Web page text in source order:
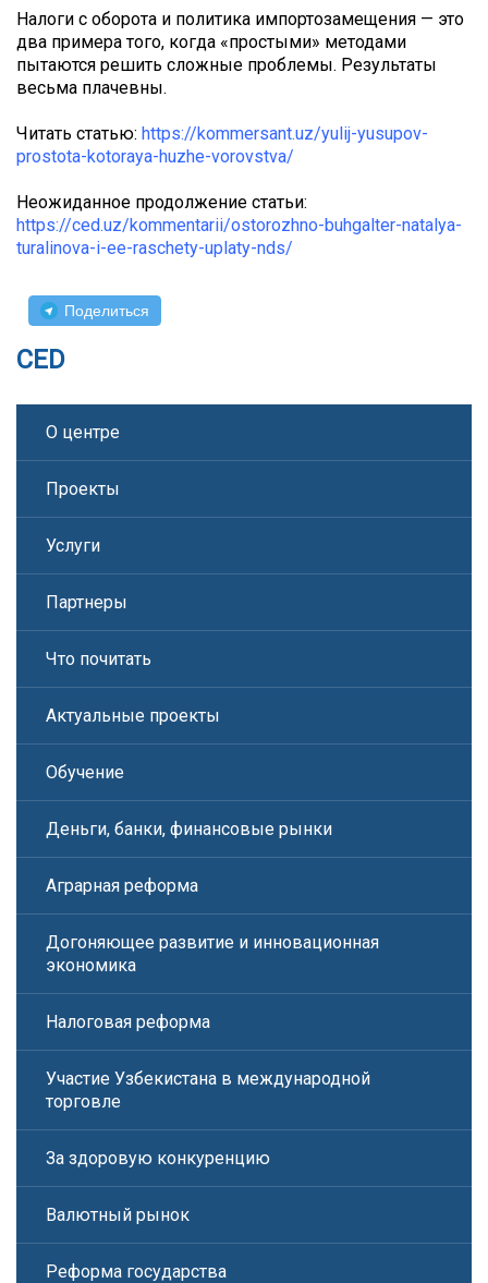
Налоги с оборота и политика импортозамещения — это
два примера того, когда «простыми» методами
пытаются решить сложные проблемы. Результаты
весьма плачевны.
Читать статью: https://kommersant.uz/yulij-yusupov-
prostota-kotoraya-huzhe-vorovstva/
Неожиданное продолжение статьи:
https://ced.uz/kommentarii/ostorozhno-buhgalter-natalya-
turalinova-i-ee-raschety-uplaty-nds/
Поделиться
CED
О центре
Проекты
Услуги
Партнеры
Что почитать
Актуальные проекты
Обучение
Деньги, банки, финансовые рынки
Аграрная реформа
Догоняющее развитие и инновационная
экономика
Налоговая реформа
Участие Узбекистана в международной
торговле
За здоровую конкуренцию
Валютный рынок
Реформа государства